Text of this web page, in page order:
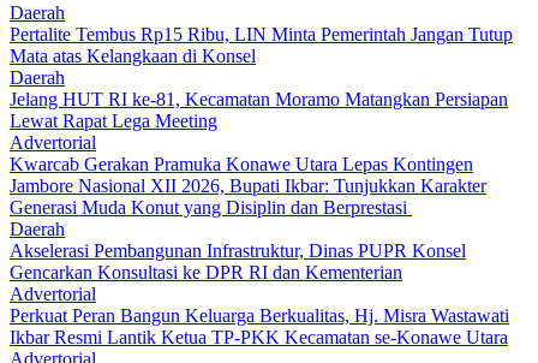
Daerah
‎Pertalite Tembus Rp15 Ribu, LIN Minta Pemerintah Jangan Tutup
Mata atas Kelangkaan di Konsel
Daerah
‎Jelang HUT RI ke-81, Kecamatan Moramo Matangkan Persiapan
Lewat Rapat Lega Meeting
Advertorial
‎Kwarcab Gerakan Pramuka Konawe Utara Lepas Kontingen
Jambore Nasional XII 2026, Bupati Ikbar: Tunjukkan Karakter
Generasi Muda Konut yang Disiplin dan Berprestasi ‎
Daerah
Akselerasi Pembangunan Infrastruktur, Dinas PUPR Konsel
Gencarkan Konsultasi ke DPR RI dan Kementerian
Advertorial
‎Perkuat Peran Bangun Keluarga Berkualitas, Hj. Misra Wastawati
Ikbar Resmi Lantik Ketua TP-PKK Kecamatan se-Konawe Utara
Advertorial